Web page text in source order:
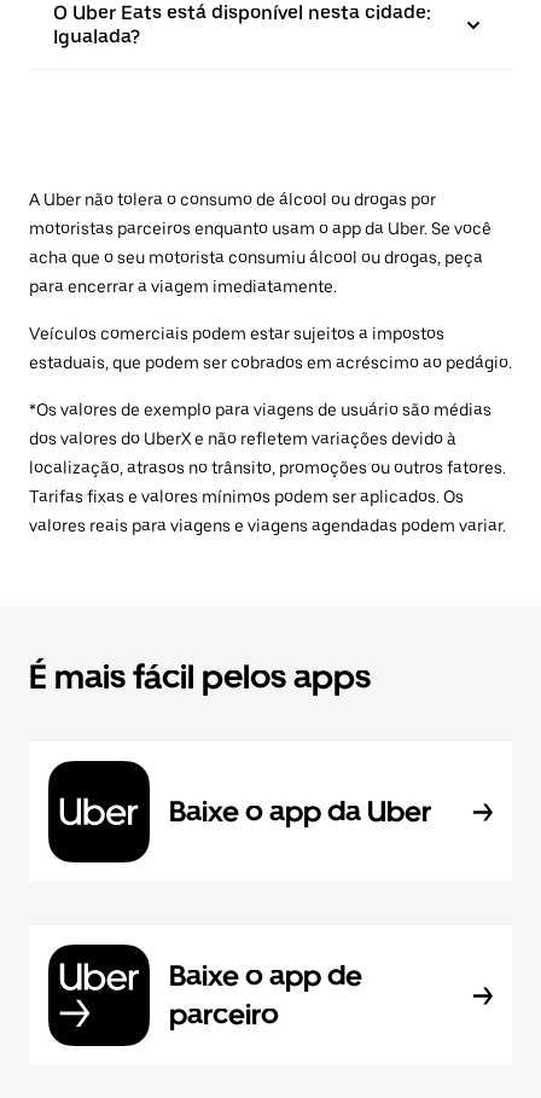
O Uber Eats está disponível nesta cidade:
Igualada?
A Uber não tolera o consumo de álcool ou drogas por
motoristas parceiros enquanto usam o app da Uber. Se você
acha que o seu motorista consumiu álcool ou drogas, peça
para encerrar a viagem imediatamente.
Veículos comerciais podem estar sujeitos a impostos
estaduais, que podem ser cobrados em acréscimo ao pedágio.
*Os valores de exemplo para viagens de usuário são médias
dos valores do UberX e não refletem variações devido à
localização, atrasos no trânsito, promoções ou outros fatores.
Tarifas fixas e valores mínimos podem ser aplicados. Os
valores reais para viagens e viagens agendadas podem variar.
É mais fácil pelos apps
Baixe o app da Uber
Baixe o app de
parceiro